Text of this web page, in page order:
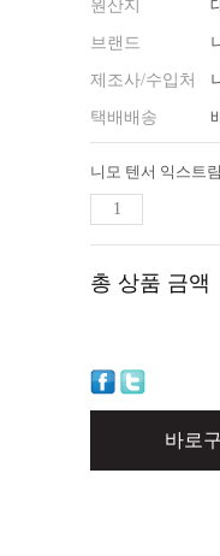
원산지
브랜드
제조사/수입처
택배배송
총 상품 금액
바로